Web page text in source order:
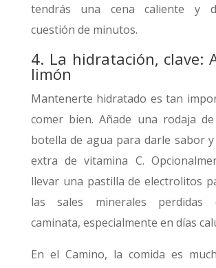
tendrás una cena caliente y
cuestión de minutos.
4. La hidratación, clave:
limón
Mantenerte hidratado es tan
comer bien. Añade una rodaja
botella de agua para darle sabor
extra de vitamina C.
llevar una pastilla de electrolitos
las sales minerales perdidas
caminata, especialmente en días
En el Camino, la comida es